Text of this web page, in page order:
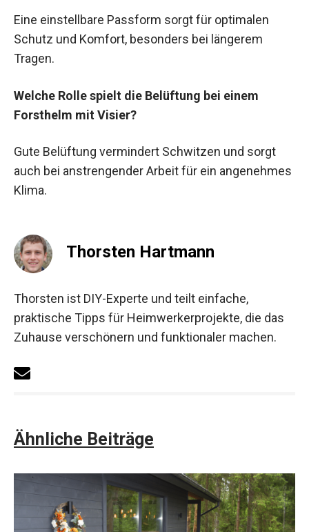
Eine einstellbare Passform sorgt für optimalen
Schutz und Komfort, besonders bei längerem
Tragen.
Welche Rolle spielt die Belüftung bei einem
Forsthelm mit Visier?
Gute Belüftung vermindert Schwitzen und sorgt
auch bei anstrengender Arbeit für ein angenehmes
Klima.
Thorsten Hartmann
Thorsten ist DIY-Experte und teilt einfache,
praktische Tipps für Heimwerkerprojekte, die das
Zuhause verschönern und funktionaler machen.
Ähnliche Beiträge